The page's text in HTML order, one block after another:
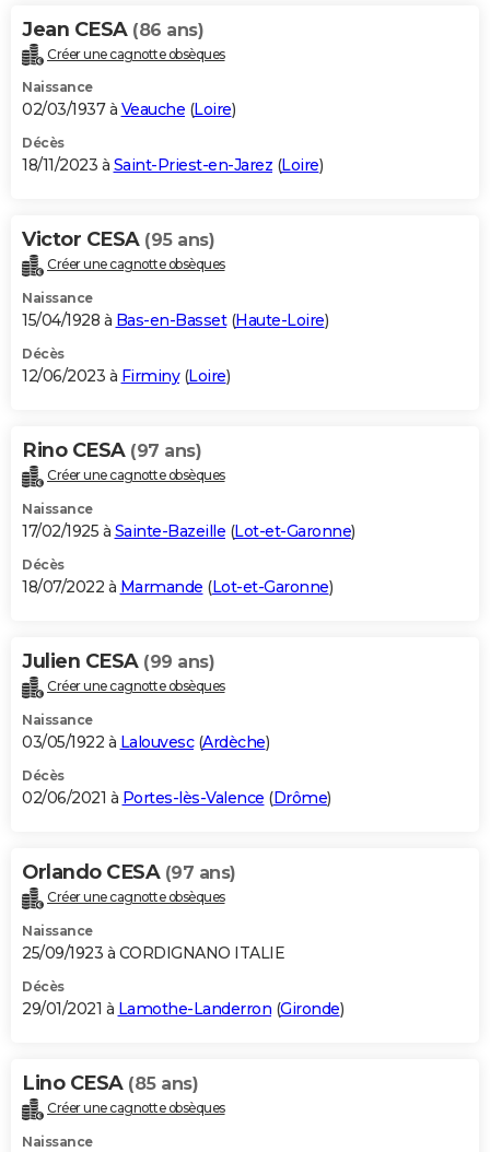
Jean CESA (86 ans)
Créer une cagnotte obsèques
Naissance
02/03/1937 à Veauche (Loire)
Décès
18/11/2023 à Saint-Priest-en-Jarez (Loire)
Victor CESA (95 ans)
Créer une cagnotte obsèques
Naissance
15/04/1928 à Bas-en-Basset(Haute-Loire)
Décès
12/06/2023 à Firminy(Loire)
Rino CESA (97 ans)
Créer une cagnotte obsèques
Naissance
17/02/1925 à Sainte-Bazeille (Lot-et-Garonne)
Décès
18/07/2022 à Marmande (Lot-et-Garonne)
Julien CESA (99 ans)
Créer une cagnotte obsèques
Naissance
03/05/1922 à Lalouvesc(Ardèche)
Décès
02/06/2021 à Portes-lès-Valence (Drôme)
Orlando CESA (97 ans)
Créer une cagnotte obsèques
Naissance
25/09/1923 à CORDIGNANO ITALIE
Décès
29/01/2021 à Lamothe-Landerron (Gironde)
Lino CESA (85 ans)
Créer une cagnotte obsèques
Naissance